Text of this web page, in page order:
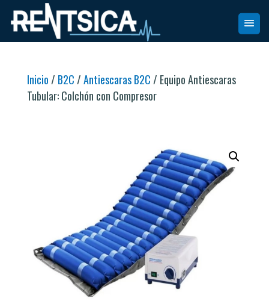
Inicio / B2C /Antiescaras B2C / Equipo Antiescaras
Tubular: Colchón con Compresor